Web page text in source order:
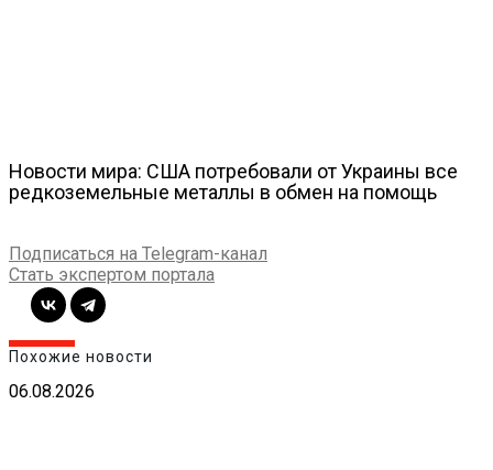
Новости мира: США потребовали от Украины все
редкоземельные металлы в обмен на помощь
Подписаться на Telegram-канал
Стать экспертом портала
Похожие новости
06.08.2026